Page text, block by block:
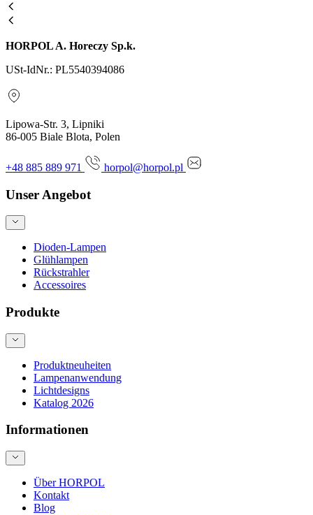
HORPOL A. Horeczy Sp.k.
USt-IdNr.: PL5540394086
Lipowa-Str. 3, Lipniki
86-005 Biale Blota, Polen
+48 885 889 971 horpol@horpol.pl
Unser Angebot
Dioden-Lampen
Glühlampen
Rückstrahler
Accessoires
Produkte
Produktneuheiten
Lampenanwendung
Lichtdesigns
Katalog 2026
Informationen
Über HORPOL
Kontakt
Blog